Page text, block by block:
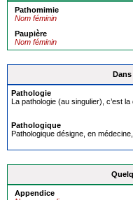
Pathomimie
Nom féminin
Paupière
Nom féminin
Pathologie
La pathologie (au singulier), c’est
Pathologique
Pathologique désigne, en
Appendice